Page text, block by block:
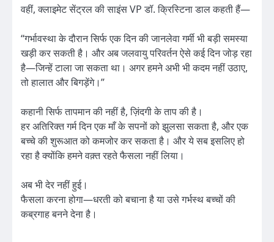
वहीं, क्लाइमेट सेंट्रल की साइंस VP डॉ. क्रिस्टिना डाल कहती हैं—
“गर्भावस्था के दौरान सिर्फ एक दिन की जानलेवा गर्मी भी बड़ी समस्या
खड़ी कर सकती है। और अब जलवायु परिवर्तन ऐसे कई दिन जोड़ रहा
है—जिन्हें टाला जा सकता था। अगर हमने अभी भी कदम नहीं उठाए,
तो हालात और बिगड़ेंगे।”
कहानी सिर्फ तापमान की नहीं है, ज़िंदगी के ताप की है।
हर अतिरिक्त गर्म दिन एक माँ के सपनों को झुलसा सकता है, और एक
बच्चे की शुरूआत को कमजोर कर सकता है। और ये सब इसलिए हो
रहा है क्योंकि हमने वक़्त रहते फैसला नहीं लिया।
अब भी देर नहीं हुई।
फैसला करना होगा—धरती को बचाना है या उसे गर्भस्थ बच्चों की
कब्रगाह बनने देना है।